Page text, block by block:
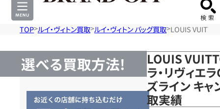
TOP ルイ・ヴィトン買取 ルイ・ヴィトン バッグ買取 LOUIS
選べる買取方法!
LOUIS
ラ・リヴィエ
ズライン キャ
取実績